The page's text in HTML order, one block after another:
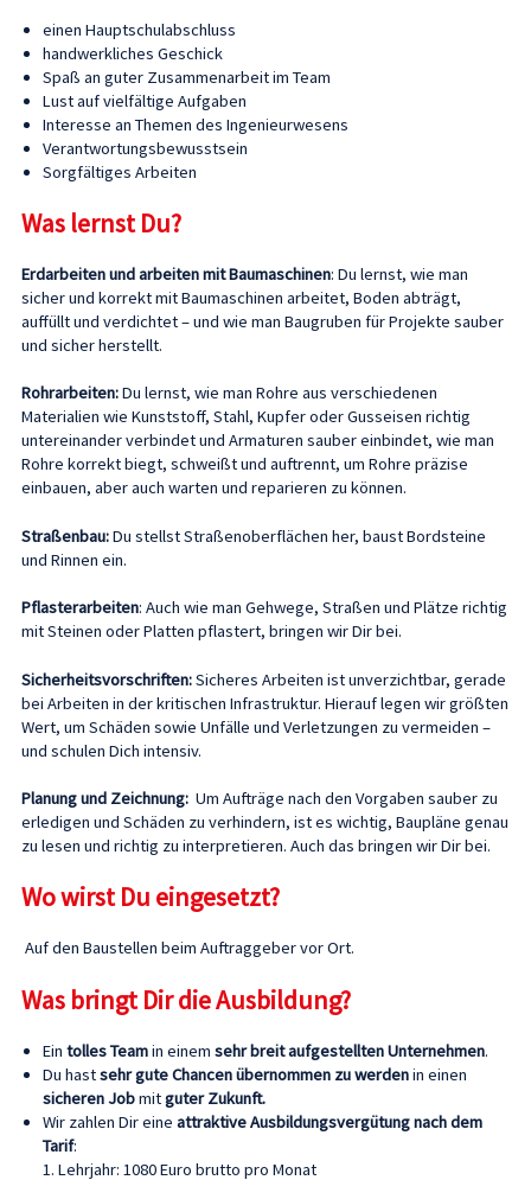
einen Hauptschulabschluss
handwerkliches Geschick
Spaß an guter Zusammenarbeit im Team
Lust auf vielfältige Aufgaben
Interesse an Themen des Ingenieurwesens
Verantwortungsbewusstsein
Sorgfältiges Arbeiten
Was lernst Du?
Erdarbeiten und arbeiten mit Baumaschinen: Du lernst, wie man
sicher und korrekt mit Baumaschinen arbeitet, Boden abträgt,
auffüllt und verdichtet – und wie man Baugruben für Projekte sauber
und sicher herstellt.
Rohrarbeiten:Du lernst, wie man Rohre aus verschiedenen
Materialien wie Kunststoff, Stahl, Kupfer oder Gusseisen richtig
untereinander verbindet und Armaturen sauber einbindet, wie man
Rohre korrekt biegt, schweißt und auftrennt, um Rohre präzise
einbauen, aber auch warten und reparieren zu können.
Straßenbau:Du stellst Straßenoberflächen her, baust Bordsteine
und Rinnen ein.
Pflasterarbeiten: Auch wie man Gehwege, Straßen und Plätze richtig
mit Steinen oder Platten pflastert, bringen wir Dir bei.
Sicherheitsvorschriften:Sicheres Arbeiten ist unverzichtbar, gerade
bei Arbeiten in der kritischen Infrastruktur. Hierauf legen wir größten
Wert, um Schäden sowie Unfälle und Verletzungen zu vermeiden –
und schulen Dich intensiv.
Planung und Zeichnung: Um Aufträge nach den Vorgaben sauber zu
erledigen und Schäden zu verhindern, ist es wichtig, Baupläne genau
zu lesen und richtig zu interpretieren. Auch das bringen wir Dir bei.
Wo wirst Du eingesetzt?
Auf den Baustellen beim Auftraggeber vor Ort.
Was bringt Dir die Ausbildung?
Ein tolles Teamin einem sehr breit aufgestellten Unternehmen.
Du hastsehr gute Chancen übernommen zu werdenin einen
sicheren Jobmitguter Zukunft.
Wir zahlen Dir eine attraktive Ausbildungsvergütung nach dem
Tarif:
1. Lehrjahr: 1080 Euro brutto pro Monat